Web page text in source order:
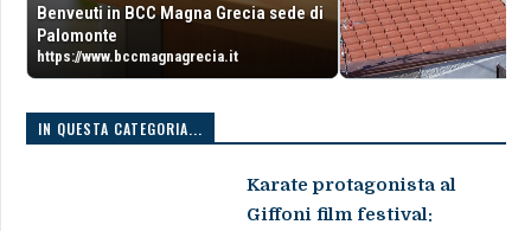
Benveuti in BCC Magna Grecia sede di
Palomonte
https://www.bccmagnagrecia.it
IN QUESTA CATEGORIA...
Karate protagonista al
Giffoni film festival: